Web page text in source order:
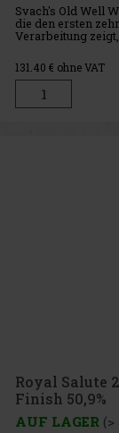
Svach's Old Well
die den ersten
Verarbeitung
Ausgabe handelt,
geschm
131.40 € ohne VAT
Royal Salute
Finish 50,9%
AUF LAGER (>